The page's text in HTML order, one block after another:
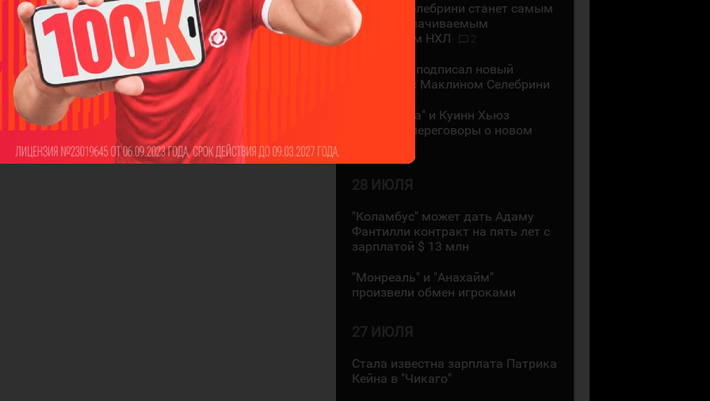
Маклин Селебрини станет самым
высокооплачиваемым
хоккеистом НХЛ
"Сан-Хосе" подписал новый
контракт с Маклином Селебрини
"Миннесота" и Куинн Хьюз
проведут переговоры о новом
28 ИЮЛЯ
"Коламбус" может дать Адаму
Фантилли контракт на пять лет с
зарплатой $ 13 млн
"Монреаль" и "Анахайм"
произвели обмен игроками
27 ИЮЛЯ
Стала известна зарплата Патрика
Кейна в "Чикаго"